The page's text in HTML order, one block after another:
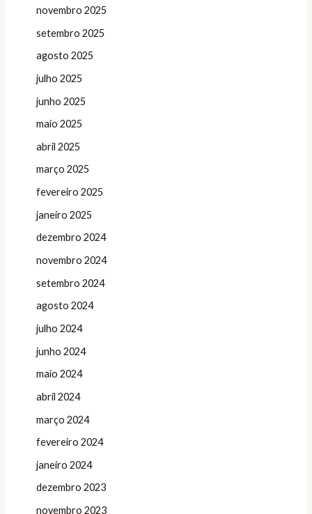
novembro 2025
setembro 2025
agosto 2025
julho 2025
junho 2025
maio 2025
abril 2025
março 2025
fevereiro 2025
janeiro 2025
dezembro 2024
novembro 2024
setembro 2024
agosto 2024
julho 2024
junho 2024
maio 2024
abril 2024
março 2024
fevereiro 2024
janeiro 2024
dezembro 2023
novembro 2023